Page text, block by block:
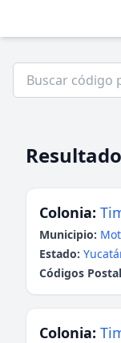
Colonia:
Municipio:
Estado:
Códigos
Colonia: